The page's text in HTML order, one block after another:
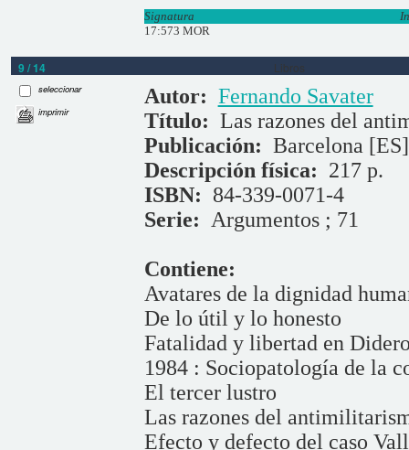
Signatura
17:573 MOR
9 / 14 Libros
seleccionar
imprimir
Autor: Fernando Savater
Título: Las razones del
Publicación: Barcelona
Descripción física: 217 p.
ISBN: 84-339-0071-4
Serie: Argumentos ; 71
Contiene:
Avatares de la dignidad
De lo útil y lo honesto
Fatalidad y libertad en
1984 : Sociopatología de la
El tercer lustro
Las razones del
Efecto y defecto del caso